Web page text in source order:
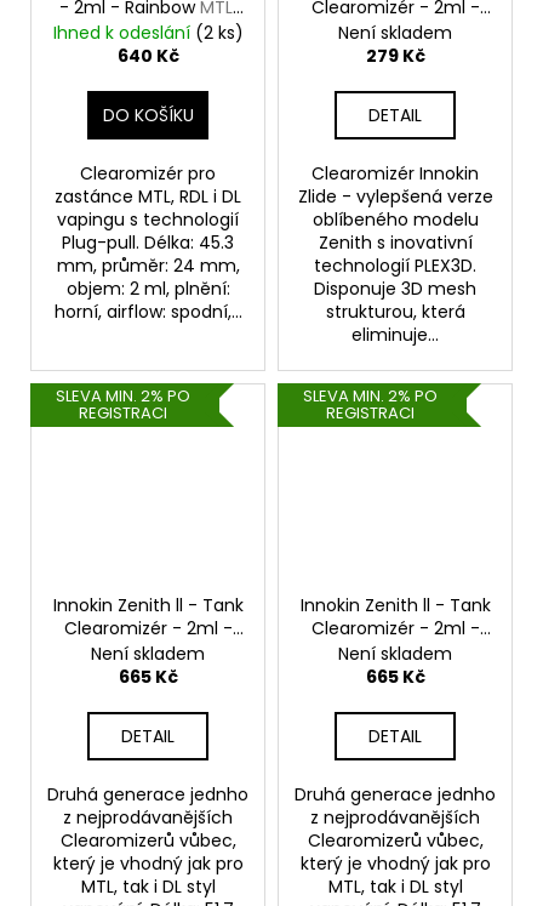
- 2ml - RainbowMTL,
RDL, DL Clearomizér
Ihned k odeslání (2 ks)
640 Kč
DO KOŠÍKU
Clearomizér pro
zastánce MTL, RDL i DL
vapingu s technologií
Plug-pull. Délka: 45.3
mm, průměr: 24 mm,
objem: 2 ml, plnění:
horní, airflow: spodní,...
Clearomizér - 2ml -
Gunmetal
Není skladem
279 Kč
DETAIL
Clearomizér Innokin
Zlide - vylepšená verze
oblíbeného modelu
Zenith s inovativní
technologií PLEX3D.
Disponuje 3D mesh
strukturou, která
eliminuje...
SLEVA MIN. 2% PO
REGISTRACI
Innokin Zenith ll - Tank
Clearomizér - 2ml -
Stříbrný
Není skladem
665 Kč
DETAIL
Druhá generace jednho
z nejprodávanějších
Clearomizerů vůbec,
který je vhodný jak pro
MTL, tak i DL styl
SLEVA MIN. 2% PO
REGISTRACI
Innokin Zenith ll - Tank
Clearomizér - 2ml -
Black
Není skladem
665 Kč
DETAIL
Druhá generace jednho
z nejprodávanějších
Clearomizerů vůbec,
který je vhodný jak pro
MTL, tak i DL styl